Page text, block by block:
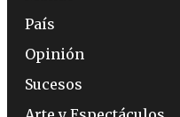
País
Opinión
Sucesos